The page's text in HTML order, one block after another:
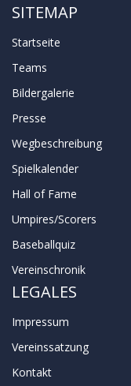
SITEMAP
Startseite
Teams
Bildergalerie
Presse
Wegbeschreibung
Spielkalender
Hall of Fame
Umpires/Scorers
Baseballquiz
Vereinschronik
LEGALES
Impressum
Vereinssatzung
Kontakt